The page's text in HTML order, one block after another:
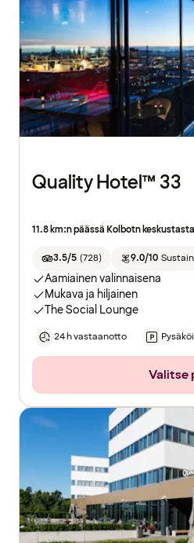
Quality Hotel™ 33
11.8 km:n päässä Kolbotn keskustasta
3.5/5 (728) 9.0/10
Aamiainen valinnaisena
Mukava ja hiljainen
The Social Lounge
24 h vastaanotto
Valitse